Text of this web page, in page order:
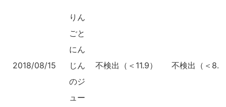
2018/08/15
りん
ごと
にん
じん
のジ
ュー
不検出（＜11.9） 不検出（＜8.8